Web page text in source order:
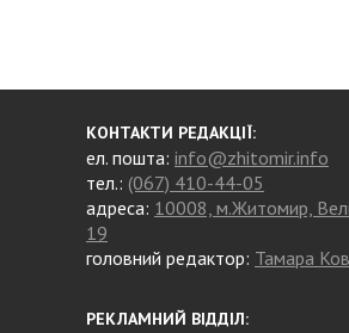
КОНТАКТИ РЕДАКЦІЇ:
ел. пошта: info@zhitomir.info
тел.: (067) 410-44-05
адреса: 10008, м.Житомир,
19
головний редактор: Тамара
РЕКЛАМНИЙ ВІДДІЛ: